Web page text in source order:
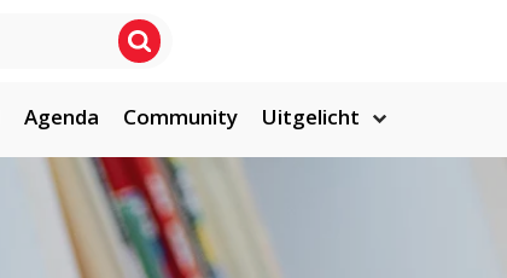
Agenda Community Uitgelicht